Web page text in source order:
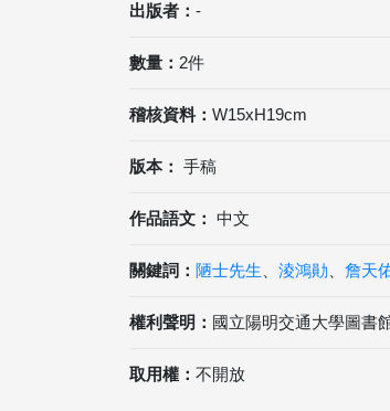
出版者： -
數量： 2件
稽核資料： W15xH19cm
版本： 手稿
作品語文： 中文
關鍵詞： 陋士先生 淩鴻勛 詹天
權利聲明： 國立陽明交通大學圖書
取用權： 不開放